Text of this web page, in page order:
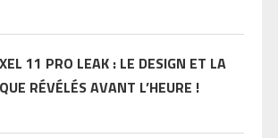
11 PRO LEAK : LE DESIGN ET LA
RÉVÉLÉS AVANT L’HEURE !